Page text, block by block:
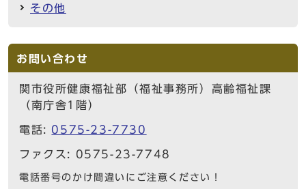
その他
お問い合わせ
関市役所健康福祉部（福祉事務所）高齢福祉課
（南庁舎1階）
電話: 0575-23-7730
ファクス: 0575-23-7748
電話番号のかけ間違いにご注意ください！